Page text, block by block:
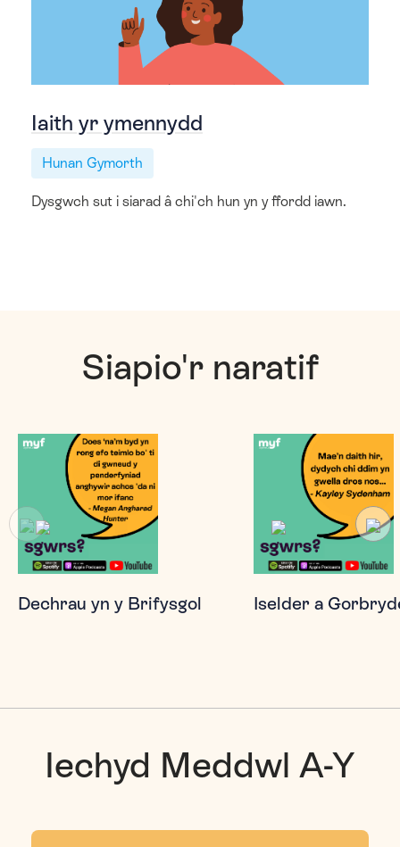
Iaith yr ymennydd
Hunan Gymorth
Dysgwch sut i siarad â chi'ch hun yn y ffordd iawn.
Siapio'r naratif
Dechrau yn y Brifysgol Iselder a
Iechyd Meddwl A-Y